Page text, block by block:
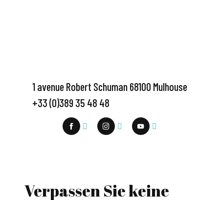
1 avenue Robert Schuman 68100 Mulhouse
+33 (0)389 35 48 48
Verpassen Sie keine